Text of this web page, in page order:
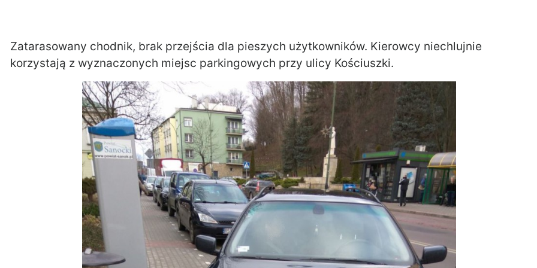
Zatarasowany chodnik, brak przejścia dla pieszych użytkowników. Kierowcy niechlujnie
korzystają z wyznaczonych miejsc parkingowych przy ulicy Kościuszki.